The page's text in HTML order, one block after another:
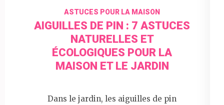
ASTUCES POUR LA MAISON
AIGUILLES DE PIN : 7 ASTUCES
NATURELLES ET
ÉCOLOGIQUES POUR LA
MAISON ET LE JARDIN
Dans le jardin, les aiguilles de pin